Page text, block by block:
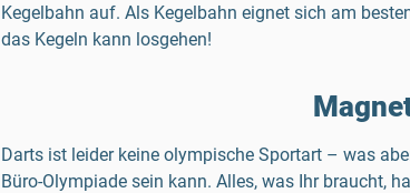
Kegelbahn auf. Als Kegelbahn eignet sich am
das Kegeln kann losgehen!
Darts ist leider keine olympische Sportart – was
Büro-Olympiade sein kann. Alles, was Ihr braucht,